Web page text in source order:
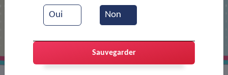
Festival Action Jeu Théâtre
Oui Non
Sauvegarder